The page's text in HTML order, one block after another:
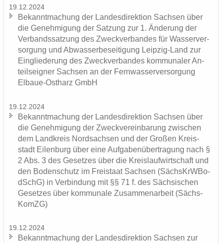
19.12.2024
Be­kannt­ma­chung der Lan­des­di­rek­ti­on Sach­sen über
die Ge­neh­mi­gung der Sat­zung zur 1. Än­de­rung der
Ver­bands­sat­zung des Zweck­ver­ban­des für Was­ser­ver­
sor­gung und Ab­was­ser­be­sei­ti­gung Leipzig-​Land zur
Ein­glie­de­rung des Zweck­ver­ban­des kom­mu­na­ler An­
teils­eig­ner Sach­sen an der Fern­was­ser­ver­sor­gung
Elbaue-​Ostharz GmbH
19.12.2024
Be­kannt­ma­chung der Lan­des­di­rek­ti­on Sach­sen über
die Ge­neh­mi­gung der Zweck­ver­ein­ba­rung zwi­schen
dem Land­kreis Nord­sach­sen und der Gro­ßen Kreis­
stadt Ei­len­burg über eine Auf­ga­ben­über­tra­gung nach §
2 Abs. 3 des Ge­set­zes über die Kreis­lauf­wirt­schaft und
den Bo­den­schutz im Frei­staat Sach­sen (Sächs­KrW­Bo­
dSchG) in Ver­bin­dung mit §§ 71 f. des Säch­si­schen
Ge­set­zes über kom­mu­na­le Zu­sam­men­ar­beit (Sächs­
KomZG)
19.12.2024
Be­kannt­ma­chung der Lan­des­di­rek­ti­on Sach­sen zur